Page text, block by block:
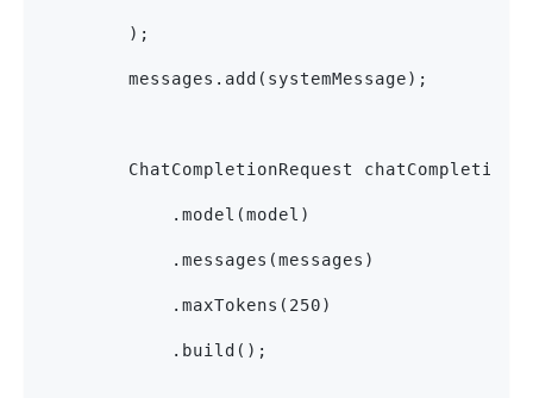
        );
        messages.add(systemMessage);
ChatCompletionRequest
            .model(model)
            .messages(messages)
            .maxTokens(250)
            .build();